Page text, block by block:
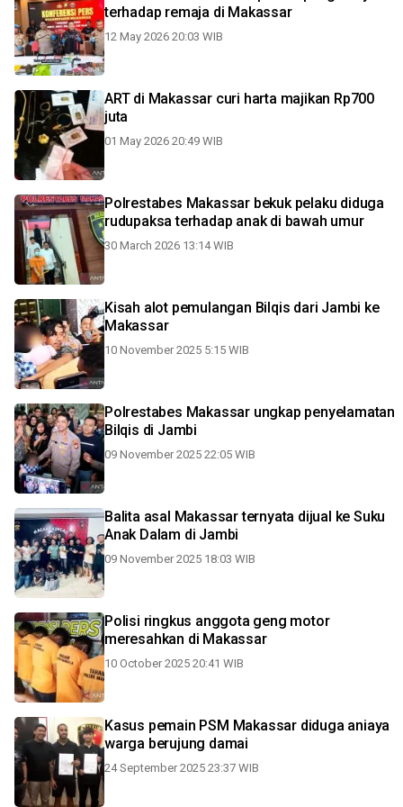
terhadap remaja di Makassar
12 May 2026 20:03 WIB
ART di Makassar curi harta majikan Rp700
juta
01 May 2026 20:49 WIB
Polrestabes Makassar bekuk pelaku diduga
rudupaksa terhadap anak di bawah umur
30 March 2026 13:14 WIB
Kisah alot pemulangan Bilqis dari Jambi ke
Makassar
10 November 2025 5:15 WIB
Polrestabes Makassar ungkap penyelamatan
Bilqis di Jambi
09 November 2025 22:05 WIB
Balita asal Makassar ternyata dijual ke Suku
Anak Dalam di Jambi
09 November 2025 18:03 WIB
Polisi ringkus anggota geng motor
meresahkan di Makassar
10 October 2025 20:41 WIB
Kasus pemain PSM Makassar diduga aniaya
warga berujung damai
24 September 2025 23:37 WIB